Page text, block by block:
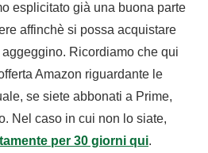
esplicitato già una buona parte
affinchè si possa acquistare
Ricordiamo che qui
Amazon riguardante le
se siete abbonati a Prime,
Nel caso in cui non lo siate,
per 30 giorni qui.